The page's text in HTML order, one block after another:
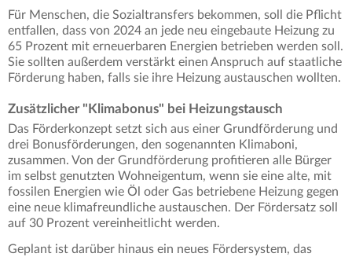
Für Menschen, die Sozialtransfers bekommen, soll die Pflicht
entfallen, dass von 2024 an jede neu eingebaute Heizung zu
65 Prozent mit erneuerbaren Energien betrieben werden soll.
Sie sollten außerdem verstärkt einen Anspruch auf staatliche
Förderung haben, falls sie ihre Heizung austauschen wollten.
Zusätzlicher "Klimabonus" bei Heizungstausch
Das Förderkonzept setzt sich aus einer Grundförderung und
drei Bonusförderungen, den sogenannten Klimaboni,
zusammen. Von der Grundförderung profitieren alle Bürger
im selbst genutzten Wohneigentum, wenn sie eine alte, mit
fossilen Energien wie Öl oder Gas betriebene Heizung gegen
eine neue klimafreundliche austauschen. Der Fördersatz soll
auf 30 Prozent vereinheitlicht werden.
Geplant ist darüber hinaus ein neues Fördersystem, das